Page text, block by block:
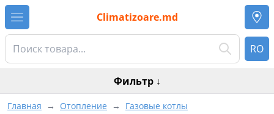
Climatizoare.md
RO
Главная → Отопление → Газовые котлы
Фильтр ↓